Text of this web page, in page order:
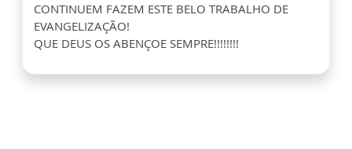
CONTINUEM FAZEM ESTE BELO TRABALHO DE
EVANGELIZAÇÃO!
QUE DEUS OS ABENÇOE SEMPRE!!!!!!!!